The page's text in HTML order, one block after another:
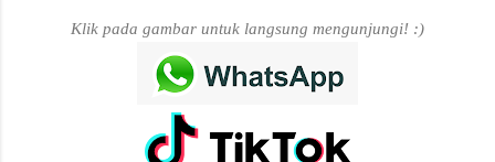
Klik pada gambar untuk langsung mengunjungi! :)